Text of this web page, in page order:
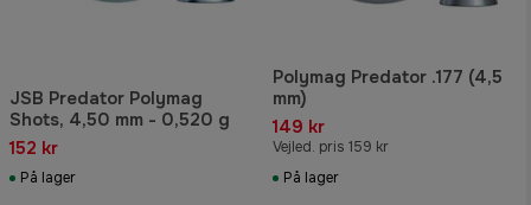
JSB Predator Polymag
Shots, 4,50 mm - 0,520 g
152 kr
På lager
Polymag Predator .177 (4,5
mm)
149 kr
Vejled. pris 159 kr
På lager